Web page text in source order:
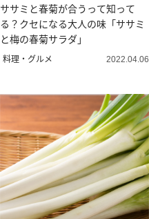
ササミと春菊が合うって知って
る？クセになる大人の味「ササミ
と梅の春菊サラダ」
料理・グルメ 2022.04.06